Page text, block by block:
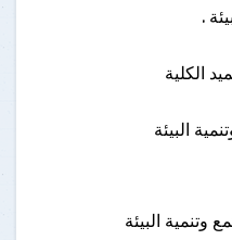
.
الكلية
البيئة
وتنمية البيئة